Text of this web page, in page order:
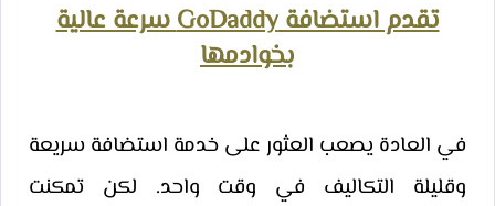
تقدم استضافة GoDaddy سرعة عالية
بخوادمها
في العادة يصعب العثور على خدمة استضافة سريعة
وقليلة التكاليف في وقت واحد. لكن تمكنت